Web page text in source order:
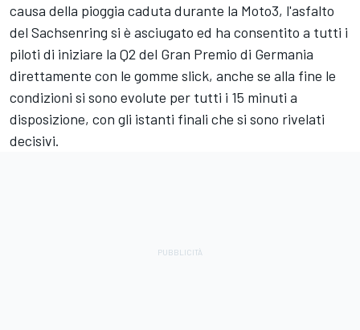
causa della pioggia caduta durante la Moto3, l'asfalto
del Sachsenring si è asciugato ed ha consentito a tutti i
piloti di iniziare la Q2 del Gran Premio di Germania
direttamente con le gomme slick, anche se alla fine le
condizioni si sono evolute per tutti i 15 minuti a
disposizione, con gli istanti finali che si sono rivelati
decisivi.